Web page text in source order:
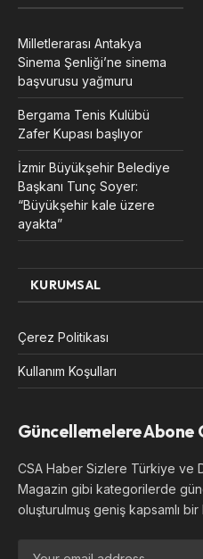
Milletlerarası Antakya
Sinema Şenliği’ne sinema
başvurusu yağmuru
Bergama Tenis Kulübü
Zafer Kupası başlıyor
İzmir Büyükşehir Belediye
Başkanı Tunç Soyer:
“Büyükşehir kale üzere
ayakta”
KURUMSAL
Çerez Politikası
Kullanım Koşulları
Güncellemelere Abone
CSA Haber Sizlere Türkiye ve
Magazin gibi kategorilerde
oluşturulmuş geniş kapsamlı